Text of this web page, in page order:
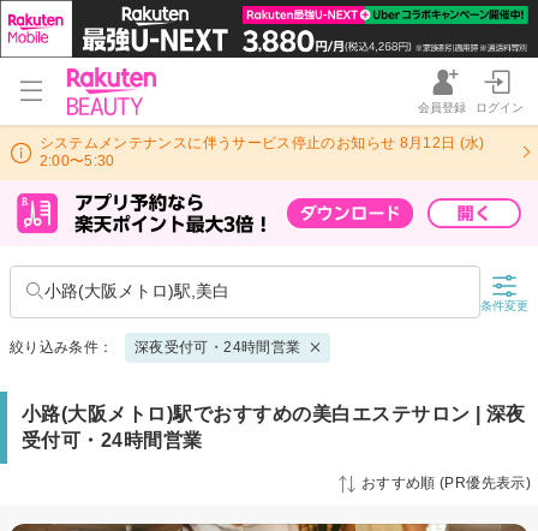
会員登録 ログイン
システムメンテナンスに伴うサービス停止のお知らせ 8月12日 (水)
2:00〜5:30
小路(大阪メトロ)駅,美白
条件変更
絞り込み条件： 深夜受付可・24時間営業
小路(大阪メトロ)駅でおすすめの美白エステサロン | 深夜
受付可・24時間営業
おすすめ順 (PR優先表示)